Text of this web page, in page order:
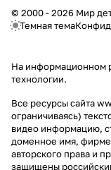
© 2000 - 2026 Мир
Темная тема
На информационном
технологии.
Все ресурсы сайта
ограничиваясь)
видео информацию,
доменное имя,
авторского права и
защищены